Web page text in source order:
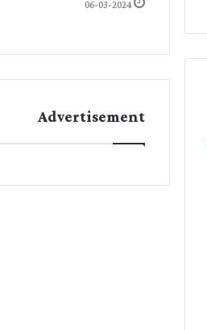
06-03-2024
Advertisement